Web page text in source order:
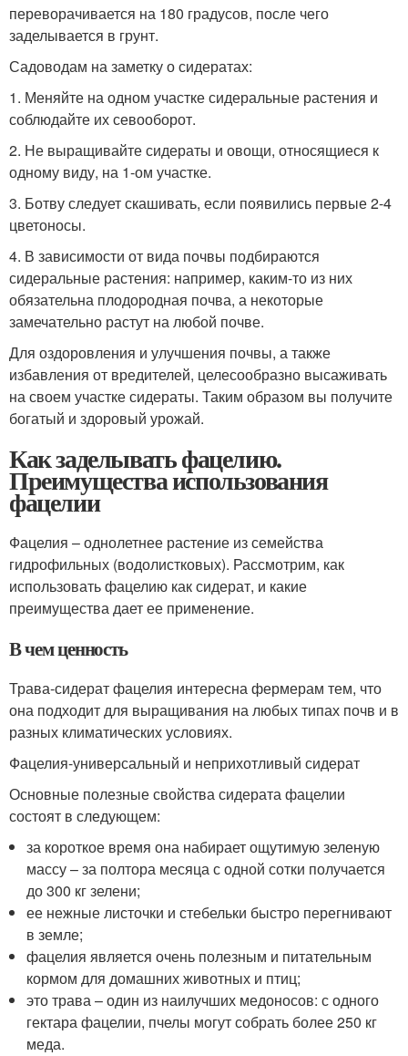
переворачивается на 180 градусов, после чего
заделывается в грунт.
Садоводам на заметку о сидератах:
1. Меняйте на одном участке сидеральные растения и
соблюдайте их севооборот.
2. Не выращивайте сидераты и овощи, относящиеся к
одному виду, на 1-ом участке.
3. Ботву следует скашивать, если появились первые 2-4
цветоносы.
4. В зависимости от вида почвы подбираются
сидеральные растения: например, каким-то из них
обязательна плодородная почва, а некоторые
замечательно растут на любой почве.
Для оздоровления и улучшения почвы, а также
избавления от вредителей, целесообразно высаживать
на своем участке сидераты. Таким образом вы получите
богатый и здоровый урожай.
Как заделывать фацелию.
Преимущества использования
фацелии
Фацелия – однолетнее растение из семейства
гидрофильных (водолистковых). Рассмотрим, как
использовать фацелию как сидерат, и какие
преимущества дает ее применение.
В чем ценность
Трава-сидерат фацелия интересна фермерам тем, что
она подходит для выращивания на любых типах почв и в
разных климатических условиях.
Фацелия-универсальный и неприхотливый сидерат
Основные полезные свойства сидерата фацелии
состоят в следующем:
за короткое время она набирает ощутимую зеленую
массу – за полтора месяца с одной сотки получается
до 300 кг зелени;
ее нежные листочки и стебельки быстро перегнивают
в земле;
фацелия является очень полезным и питательным
кормом для домашних животных и птиц;
это трава – один из наилучших медоносов: с одного
гектара фацелии, пчелы могут собрать более 250 кг
меда.